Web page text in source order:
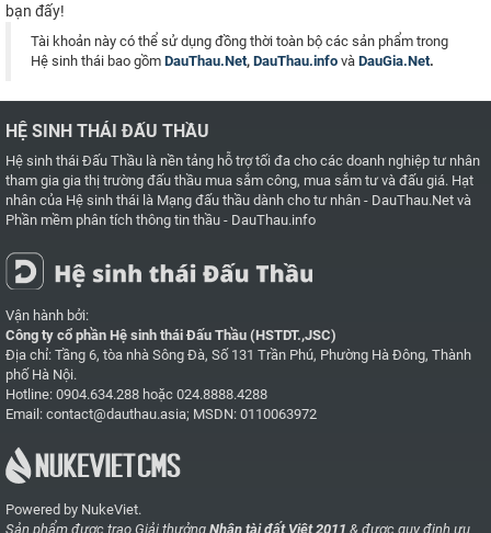
bạn đấy!
Tài khoản này có thể sử dụng đồng thời toàn bộ các sản phẩm trong
Hệ sinh thái bao gồm DauThau.Net, DauThau.info và DauGia.Net.
HỆ SINH THÁI ĐẤU THẦU
Hệ sinh thái Đấu Thầu là nền tảng hỗ trợ tối đa cho các doanh nghiệp tư nhân
tham gia gia thị trường đấu thầu mua sắm công, mua sắm tư và đấu giá. Hạt
nhân của Hệ sinh thái là Mạng đấu thầu dành cho tư nhân - DauThau.Net và
Phần mềm phân tích thông tin thầu - DauThau.info
Vận hành bởi:
Công ty cổ phần Hệ sinh thái Đấu Thầu (HSTDT.,JSC)
Địa chỉ: Tầng 6, tòa nhà Sông Đà, Số 131 Trần Phú, Phường Hà Đông, Thành
phố Hà Nội.
Hotline: 0904.634.288 hoặc 024.8888.4288
Email: contact@dauthau.asia; MSDN: 0110063972
Powered by NukeViet.
Sản phẩm được trao Giải thưởng Nhân tài đất Việt 2011 & được quy định ưu